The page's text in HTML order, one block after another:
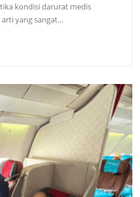
kondisi darurat medis
yang sangat…